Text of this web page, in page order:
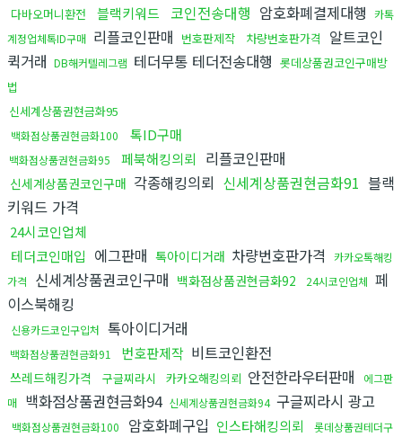
다바오머니환전 블랙키워드 코인전송대행 암호화폐결제대행 카톡
계정업체톡ID구매 리플코인판매 번호판제작 차량번호판가격
알트코인
퀵거래 DB해커텔레그램 테더무통 테더전송대행 롯데상품권코인구매방
법
신세계상품권현금화95
백화점상품권현금화100 톡ID구매
백화점상품권현금화95 페북해킹의뢰 리플코인판매
신세계상품권코인구매 각종해킹의뢰 신세계상품권현금화91 블랙
키워드 가격
24시코인업체
테더코인매입 에그판매 톡아이디거래 차량번호판가격
카카오톡해킹
가격
신세계상품권코인구매 백화점상품권현금화92 24시코인업체 페
이스북해킹
신용카드코인구입처 톡아이디거래
백화점상품권현금화91 번호판제작 비트코인환전
쓰레드해킹가격 구글찌라시 카카오해킹의뢰 안전한라우터판매
에그판
매 백화점상품권현금화94 신세계상품권현금화94 구글찌라시 광고
백화점상품권현금화100 암호화폐구입 인스타해킹의뢰
롯데상품권테더구